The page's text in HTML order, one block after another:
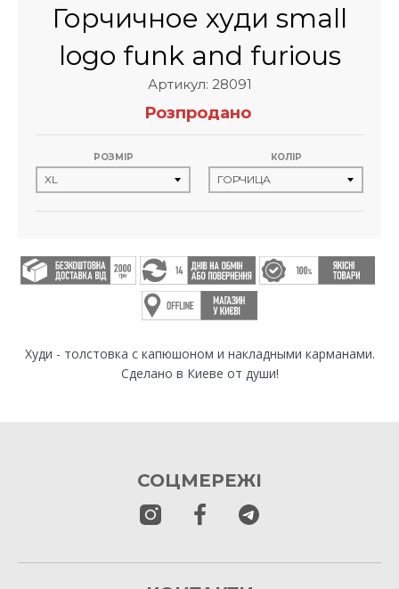
Горчичное худи small
logo funk and furious
Артикул: 28091
Розпродано
РОЗМІР КОЛІР
Худи - толстовка с капюшоном и накладными карманами.
Сделано в Киеве от души!
СОЦМЕРЕЖІ